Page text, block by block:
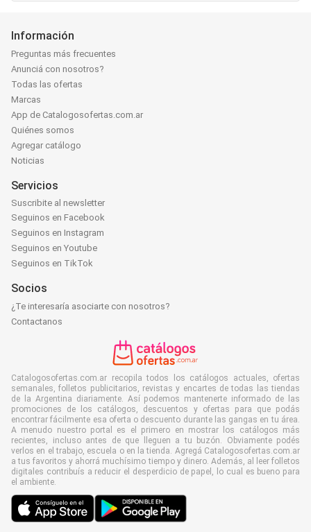
Información
Preguntas más frecuentes
Anunciá con nosotros?
Todas las ofertas
Marcas
App de Catalogosofertas.com.ar
Quiénes somos
Agregar catálogo
Noticias
Servicios
Suscribite al newsletter
Seguinos en Facebook
Seguinos en Instagram
Seguinos en Youtube
Seguinos en TikTok
Socios
¿Te interesaría asociarte con nosotros?
Contactanos
Catalogosofertas.com.ar recopila todos los catálogos actuales, ofertas
semanales, folletos publicitarios, revistas y encartes de todas las tiendas
de la Argentina diariamente. Así podemos mantenerte informado de las
promociones de los catálogos, descuentos y ofertas para que podás
encontrar fácilmente esa oferta o descuento durante las gangas en tu área.
A menudo nuestro portal es el primero en mostrar los catálogos más
recientes, incluso antes de que lleguen a tu buzón. Obviamente podés
verlos en el trabajo, escuela o en la tienda. Agregá Catalogosofertas.com.ar
a tus favoritos y ahorrá muchísimo tiempo y dinero. Además, al leer folletos
digitales contribuís a reducir el desperdicio de papel, lo cual es bueno para
el ambiente.